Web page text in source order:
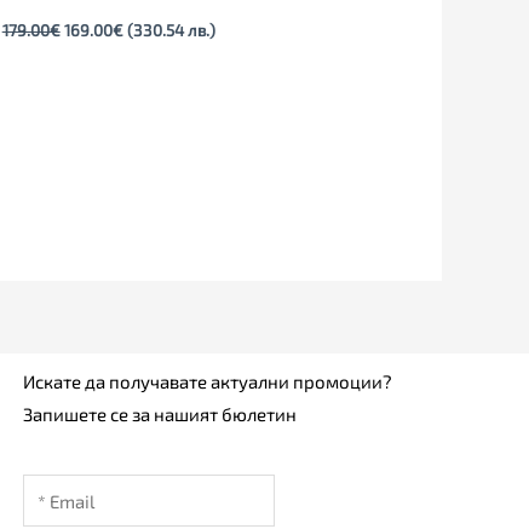
179.00€ 169.00€ (330.54 лв.)
Искате да получавате актуални промоции?
Запишете се за нашият бюлетин